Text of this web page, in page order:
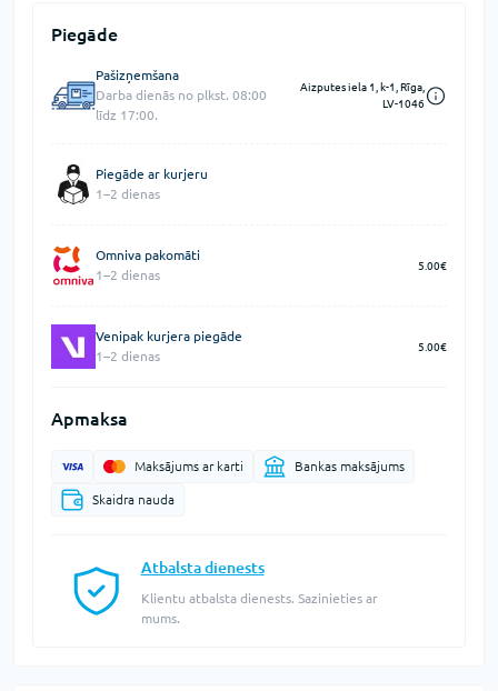
Piegāde
Pašizņemšana
Darba dienās no plkst. 08:00
līdz 17:00.
Aizputes iela 1, k-1, Rīga,
LV-1046
Piegāde ar kurjeru
1–2 dienas
Omniva pakomāti
1–2 dienas
5.00€
Venipak kurjera piegāde
1–2 dienas
5.00€
Apmaksa
Maksājums ar karti Bankas maksājums
Skaidra nauda
Atbalsta dienests
Klientu atbalsta dienests. Sazinieties ar
mums.